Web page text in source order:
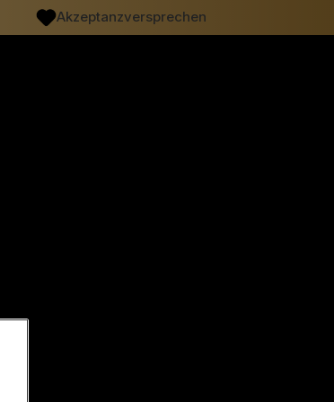
Akzeptanzversprechen